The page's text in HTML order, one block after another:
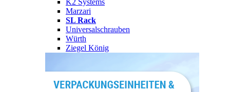
Marzari
SL Rack
Universalschrauben
Würth
Ziegel König